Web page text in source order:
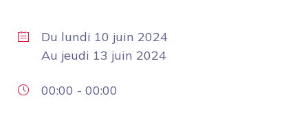
Du lundi 10 juin 2024
Au jeudi 13 juin 2024
00:00 - 00:00